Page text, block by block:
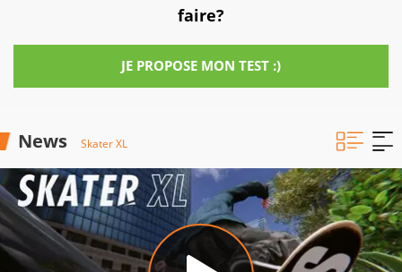
faire?
JE PROPOSE MON TEST :)
News Skater XL